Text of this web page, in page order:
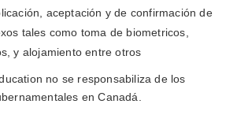
aceptación y de confirmación de
tales como toma de biometricos,
y alojamiento entre otros
no se responsabiliza de los
en Canadá.